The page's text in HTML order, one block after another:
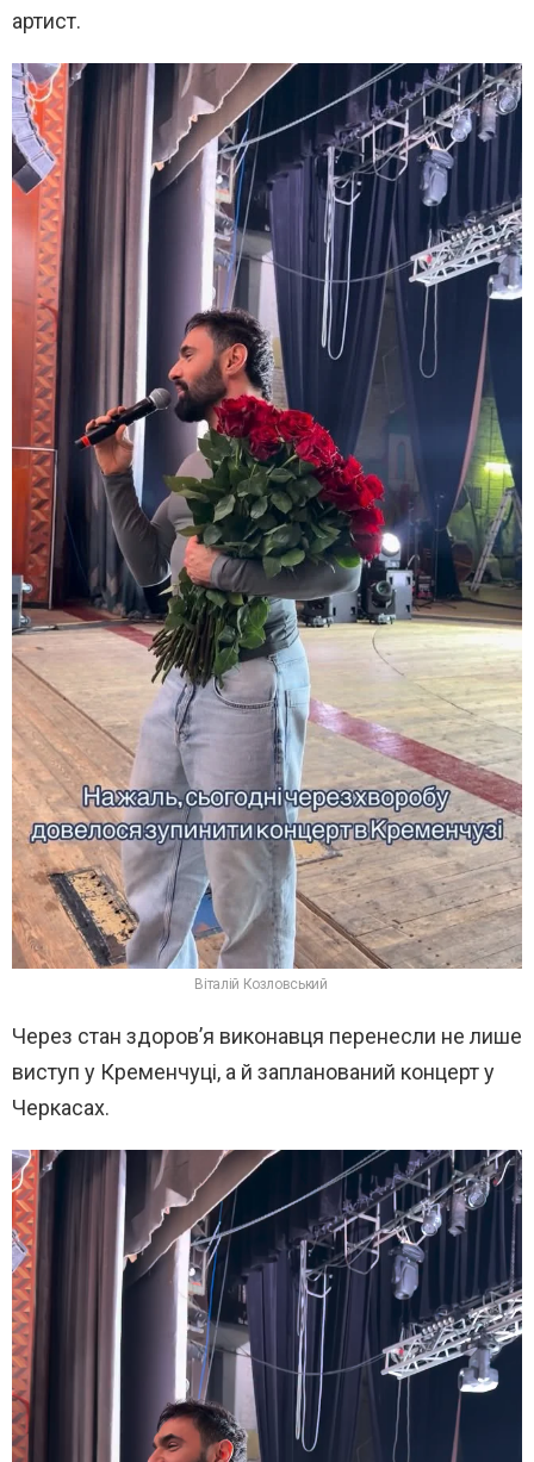
артист.
Віталій Козловський
Через стан здоров’я виконавця перенесли не лише
виступ у Кременчуці, а й запланований концерт у
Черкасах.
В
и
д
е
о
п
л
е
е